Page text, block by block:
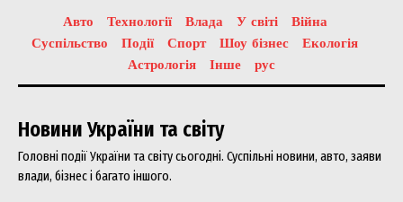
Авто Технології Влада У світі
Війна
Суспільство
Події Спорт Шоу бізнес
Екологія
Астрологія
Інше рус
Новини України та світу
Головні події України та світу сьогодні. Суспільні новини, авто, заяви
влади, бізнес і багато іншого.